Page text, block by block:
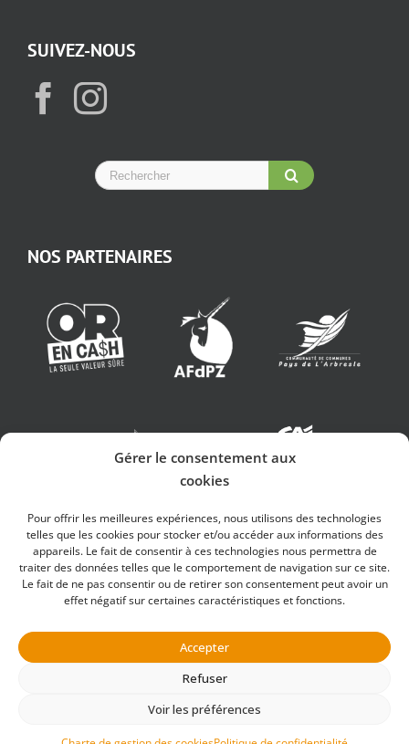
Gérer le consentement aux
cookies
Pour offrir les meilleures expériences, nous utilisons des technologies
telles que les cookies pour stocker et/ou accéder aux informations des
appareils. Le fait de consentir à ces technologies nous permettra de
traiter des données telles que le comportement de navigation sur ce site.
Le fait de ne pas consentir ou de retirer son consentement peut avoir un
effet négatif sur certaines caractéristiques et fonctions.
Accepter
Refuser
Voir les préférences
SUIVEZ-NOUS
NOS PARTENAIRES
Copyright2026 | Design